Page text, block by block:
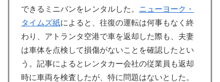
できるミニバンをレンタルした。 ニューヨーク・
タイムズ紙によると、往復の運転は何事もなく終
わり、アトランタ空港で車を返却した際も、夫妻
は車体を点検して損傷がないことを確認したとい
う。記事によるとレンタカー会社の従業員も返却
時に車両を検査したが、特に問題はないとした。